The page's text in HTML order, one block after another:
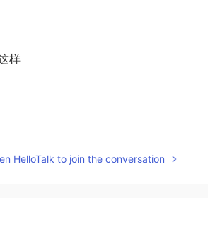
样
HelloTalk to join the conversation